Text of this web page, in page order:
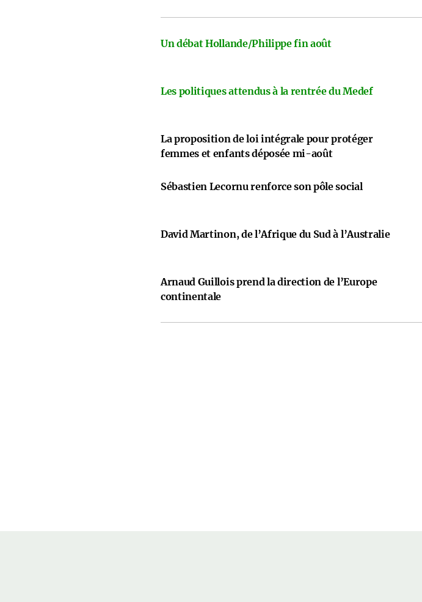
Un débat Hollande/Philippe fin août
Les politiques attendus à la rentrée du Medef
La proposition de loi intégrale pour protéger
femmes et enfants déposée mi-août
Sébastien Lecornu renforce son pôle social
David Martinon, de l’Afrique du Sud à l’Australie
Arnaud Guillois prend la direction de l’Europe
continentale